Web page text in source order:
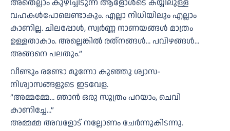
അതെല്ലാം കുഴിച്ചിടുന്ന ആളോൾടെ കയ്യിലുള്ള
വഹകൾപോലെണ്ടാകും. എല്ലാ നിധിയിലും എല്ലാം
കാണില്ല. ചിലപ്പോൾ, സ്വർണ്ണ നാണയങ്ങൾ മാത്രം
ഉള്ളതാകാം. അല്ലെങ്കിൽ രത്‌നങ്ങൾ… പവിഴങ്ങൾ…
അങ്ങനെ പലതും.”
വീണ്ടും രണ്ടോ മൂന്നോ കുഞ്ഞു ശ്വാസ-
നിശ്വാസങ്ങളുടെ ഇടവേള.
”അമ്മമ്മേ… ഞാൻ ഒരു സൂത്രം പറയാം, ചെവി
കാണിച്ചേ…”
അമ്മമ്മ അവളോട് നല്ലോണം ചേർന്നുകിടന്നു.